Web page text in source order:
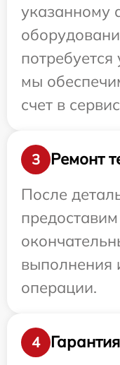
указанному
мы
счет в
3
Ремонт
После
выполнения
операции.
4
Гарантия